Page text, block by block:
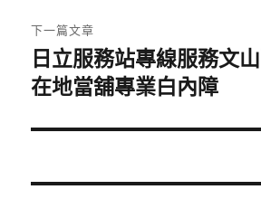
章:
下一篇文章
下
一
文
日立服務站專線服務文
在地當舖專業白內障